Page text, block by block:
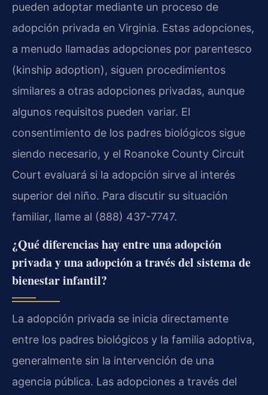
pueden adoptar mediante un proceso de
adopción privada en Virginia. Estas adopciones,
a menudo llamadas adopciones por parentesco
(kinship adoption), siguen procedimientos
similares a otras adopciones privadas, aunque
algunos requisitos pueden variar. El
consentimiento de los padres biológicos sigue
siendo necesario, y el Roanoke County Circuit
Court evaluará si la adopción sirve al interés
superior del niño. Para discutir su situación
familiar, llame al (888) 437-7747.
¿Qué diferencias hay entre una adopción
privada y una adopción a través del sistema de
bienestar infantil?
La adopción privada se inicia directamente
entre los padres biológicos y la familia adoptiva,
generalmente sin la intervención de una
agencia pública. Las adopciones a través del